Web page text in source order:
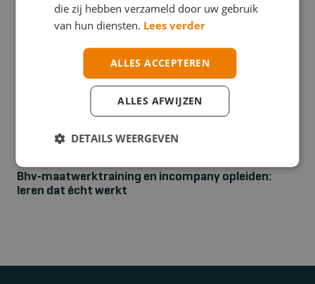
Bhv‑maatwerktraining en incompany opleiden:
leren dat écht werkt
die zij hebben verzameld door uw gebruik
van hun diensten. Lees verder
ALLES ACCEPTEREN
ALLES AFWIJZEN
DETAILS WEERGEVEN